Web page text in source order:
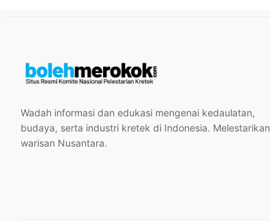
Wadah informasi dan edukasi mengenai kedaulatan,
budaya, serta industri kretek di Indonesia. Melestarikan
warisan Nusantara.